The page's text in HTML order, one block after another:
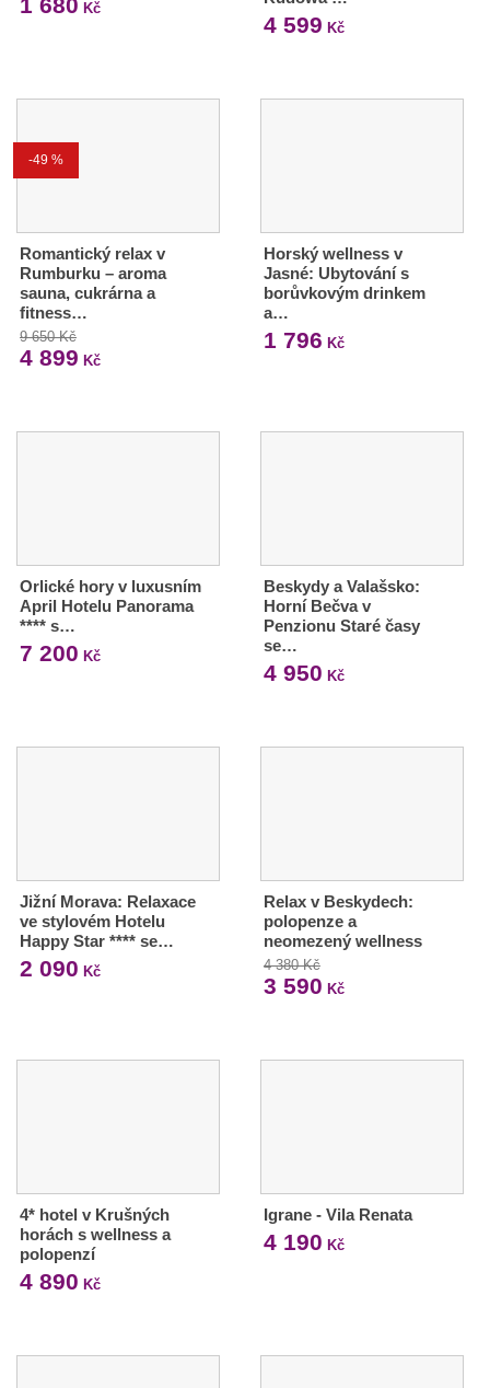
Kč
4 599 Kč
-49 %
Romantický relax v
Rumburku – aroma
sauna, cukrárna a
fitness…
9 650 Kč
4 899 Kč
Horský wellness v
Jasné: Ubytování s
borůvkovým drinkem
a…
1 796 Kč
Orlické hory v luxusním
April Hotelu Panorama
**** s…
7 200 Kč
Beskydy a Valašsko:
Horní Bečva v
Penzionu Staré časy
se…
4 950 Kč
Jižní Morava: Relaxace
ve stylovém Hotelu
Happy Star **** se…
2 090 Kč
Relax v Beskydech:
polopenze a
neomezený wellness
4 380 Kč
3 590 Kč
4* hotel v Krušných
horách s wellness a
polopenzí
4 890 Kč
Igrane - Vila Renata
4 190 Kč